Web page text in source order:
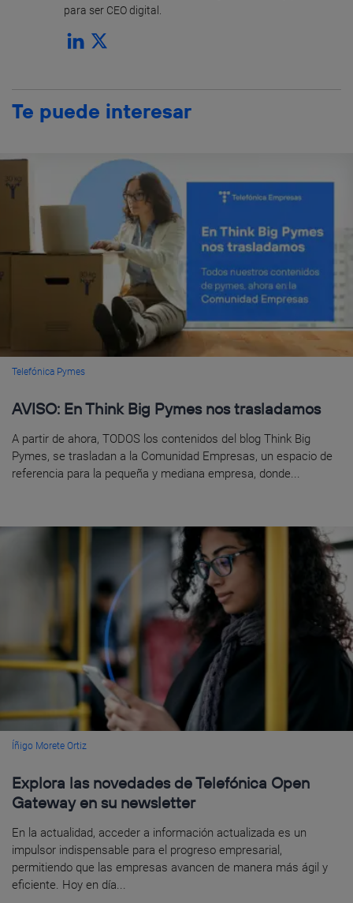
para ser CEO digital.
Te puede interesar
Telefónica Pymes
AVISO: En Think Big Pymes nos trasladamos
A partir de ahora, TODOS los contenidos del blog Think Big
Pymes, se trasladan a la Comunidad Empresas, un espacio de
referencia para la pequeña y mediana empresa, donde...
Íñigo Morete Ortiz
Explora las novedades de Telefónica Open
Gateway en su newsletter
En la actualidad, acceder a información actualizada es un
impulsor indispensable para el progreso empresarial,
permitiendo que las empresas avancen de manera más ágil y
eficiente. Hoy en día...